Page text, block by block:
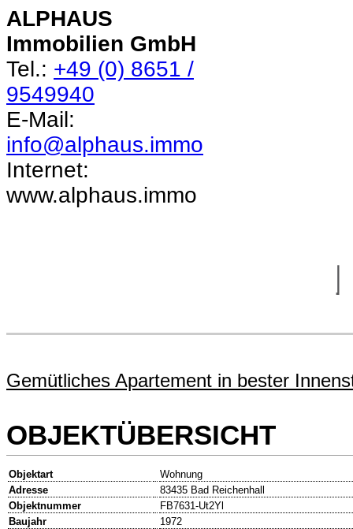
ALPHAUS
Immobilien GmbH
Tel.: +49 (0) 8651 /
9549940
E-Mail:
info@alphaus.immo
Internet:
www.alphaus.immo
Gemütliches Apartement in bester
OBJEKTÜBERSICHT
Objektart
Wohnung
Adresse
83435 Bad Reichenhall
Objektnummer
FB7631-Ut2Yl
Baujahr
1972